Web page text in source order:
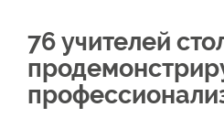
76 учителей